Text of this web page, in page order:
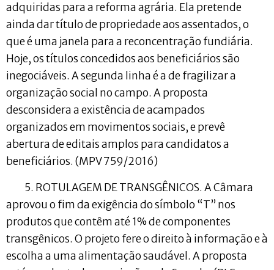
adquiridas para a reforma agrária. Ela pretende
ainda dar título de propriedade aos assentados, o
que é uma janela para a reconcentração fundiária.
Hoje, os títulos concedidos aos beneficiários são
inegociáveis. A segunda linha é a de fragilizar a
organização social no campo. A proposta
desconsidera a existência de acampados
organizados em movimentos sociais, e prevê
abertura de editais amplos para candidatos a
beneficiários. (MPV 759/2016)
5. ROTULAGEM DE TRANSGÊNICOS. A Câmara
aprovou o fim da exigência do símbolo “T” nos
produtos que contêm até 1% de componentes
transgênicos. O projeto fere o direito à informação e à
escolha a uma alimentação saudável. A proposta